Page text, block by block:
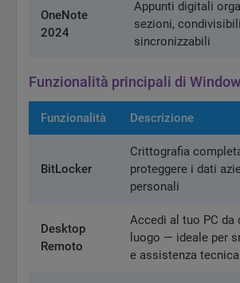
OneNote
2024
Appunti digitali
sezioni,
sincronizzabili
Funzionalità principali di
Funzionalità Descrizione
BitLocker
Crittografia
proteggere i dati
personali
Desktop
Remoto
Accedi al tuo PC da
luogo — ideale per
e assistenza tecnica